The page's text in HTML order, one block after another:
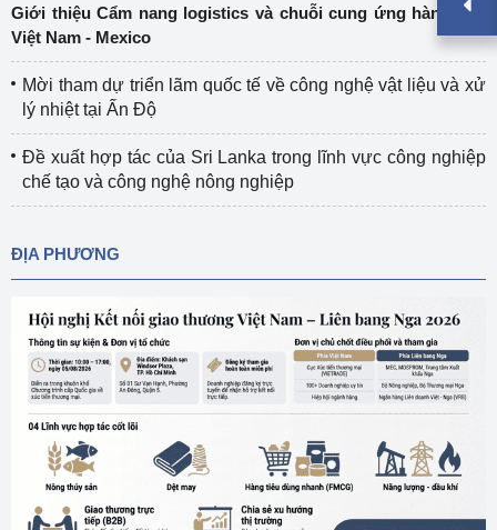
Giới thiệu Cẩm nang logistics và chuỗi cung ứng hàng hóa
Việt Nam - Mexico
Mời tham dự triển lãm quốc tế về công nghệ vật liệu và xử
lý nhiệt tại Ấn Độ
Đề xuất hợp tác của Sri Lanka trong lĩnh vực công nghiệp
chế tạo và công nghệ nông nghiệp
ĐỊA PHƯƠNG